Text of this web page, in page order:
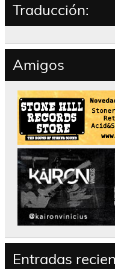
Traducción:
Amigos
Entradas